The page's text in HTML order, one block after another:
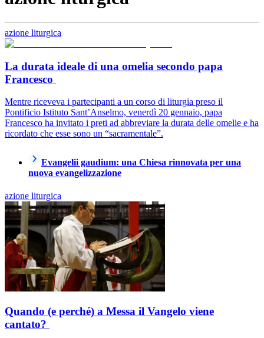
azione liturgica
La durata ideale di una omelia secondo papa
Francesco
Mentre riceveva i partecipanti a un corso di liturgia preso il
Pontificio Istituto Sant’Anselmo, venerdì 20 gennaio, papa
Francesco ha invitato i preti ad abbreviare la durata delle omelie e ha
ricordato che esse sono un “sacramentale”.
Evangelii gaudium: una Chiesa rinnovata per una
nuova evangelizzazione
azione liturgica
Quando (e perché) a Messa il Vangelo viene
cantato?